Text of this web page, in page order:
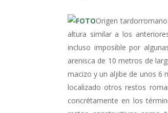
Origen
altura similar a los
incluso imposible por
arenisca de 10 metros de
macizo y un aljibe de unos 6
localizado otros restos
concrétamente en los